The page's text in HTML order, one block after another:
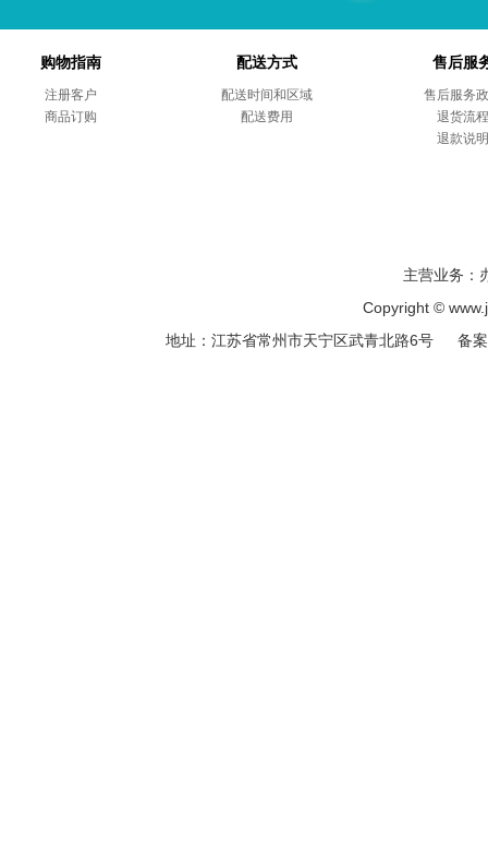
购物指南
注册客户
商品订购
配送方式
配送时间和区域
配送费用
售后服
售后服务
退货流程
退款说明
主营业务：
Copyright ©
地址：江苏省常州市天宁区武青北路6号 备